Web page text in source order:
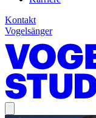
Kontakt
Vogelsänger